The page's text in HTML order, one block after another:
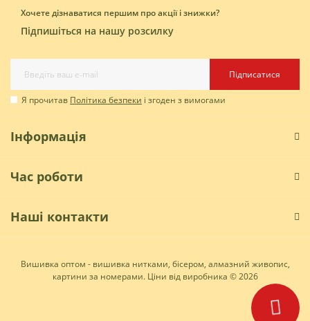
Хочете дізнаватися першим про акції і знижки?
Підпишіться на нашу розсилку
Підписатися
Я прочитав Політика безпеки і згоден з вимогами
Інформація
Час роботи
Наші контакти
Вишивка оптом - вишивка нитками, бісером, алмазний живопис,
картини за номерами. Ціни від виробника © 2026